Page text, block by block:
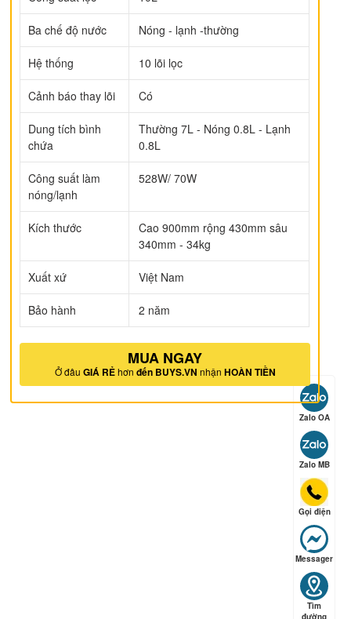
Ba chế độ nước Nóng - lạnh -thường
Hệ thống 10 lõi lọc
Cảnh báo thay lõi Có
Dung tích bình
chứa
Thường 7L - Nóng 0.8L - Lạnh
0.8L
Công suất làm
nóng/lạnh
528W/ 70W
Kích thước
Cao 900mm rộng 430mm sâu
340mm - 34kg
Xuất xứ Việt Nam
Bảo hành 2 năm
MUA NGAY
Ở đâu GIÁ RẺhơn đến BUYS.VN nhận HOÀN TIỀN
Zalo OA
Zalo MB
Gọi điện
Messager
Tìm
đường